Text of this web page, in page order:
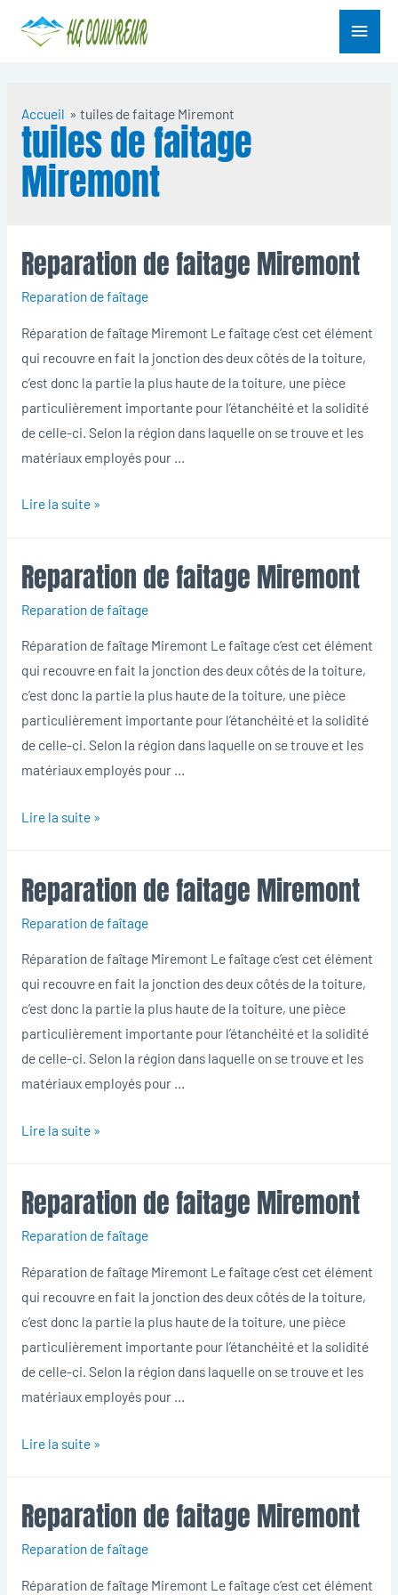
Menu
Accueil tuiles de faitage Miremont
tuiles de faitage
Miremont
Reparation de faitage Miremont
Reparation de faîtage
Réparation de faîtage Miremont Le faîtage c’est cet élément
qui recouvre en fait la jonction des deux côtés de la toiture,
c’est donc la partie la plus haute de la toiture, une pièce
particulièrement importante pour l’étanchéité et la solidité
de celle-ci. Selon la région dans laquelle on se trouve et les
matériaux employés pour …
Reparation
Miremont
Lire la suite »
Reparation de faitage Miremont
Reparation de faîtage
Réparation de faîtage Miremont Le faîtage c’est cet élément
qui recouvre en fait la jonction des deux côtés de la toiture,
c’est donc la partie la plus haute de la toiture, une pièce
particulièrement importante pour l’étanchéité et la solidité
de celle-ci. Selon la région dans laquelle on se trouve et les
matériaux employés pour …
Reparation
Miremont
Lire la suite »
Reparation de faitage Miremont
Reparation de faîtage
Réparation de faîtage Miremont Le faîtage c’est cet élément
qui recouvre en fait la jonction des deux côtés de la toiture,
c’est donc la partie la plus haute de la toiture, une pièce
particulièrement importante pour l’étanchéité et la solidité
de celle-ci. Selon la région dans laquelle on se trouve et les
matériaux employés pour …
Reparation
Miremont
Lire la suite »
Reparation de faitage Miremont
Reparation de faîtage
Réparation de faîtage Miremont Le faîtage c’est cet élément
qui recouvre en fait la jonction des deux côtés de la toiture,
c’est donc la partie la plus haute de la toiture, une pièce
particulièrement importante pour l’étanchéité et la solidité
de celle-ci. Selon la région dans laquelle on se trouve et les
matériaux employés pour …
Reparation
Miremont
Lire la suite »
Reparation de faitage Miremont
Reparation de faîtage
Réparation de faîtage Miremont Le faîtage c’est cet élément